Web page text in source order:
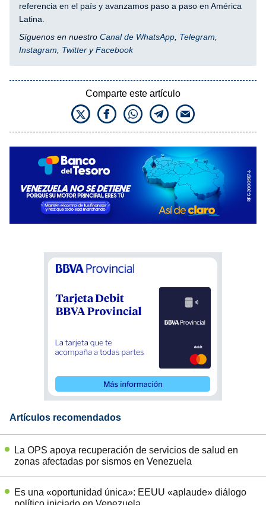
referencia en el país y avanzamos paso a paso en América
Latina.
Síguenos en nuestro Canal de WhatsApp Telegram
Instagram
Twitter yFacebook
Comparte este artículo
Artículos recomendados
La OPS apoya recuperación de servicios de salud en
zonas afectadas por sismos en Venezuela
Es una «oportunidad única»: EEUU «aplaude» diálogo